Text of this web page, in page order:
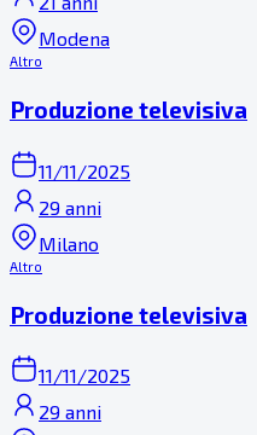
Modena
Altro
Produzione televisiva
11/11/2025
29 anni
Milano
Altro
Produzione televisiva
11/11/2025
29 anni